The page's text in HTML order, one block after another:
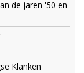
de jaren '50 en
Klanken'